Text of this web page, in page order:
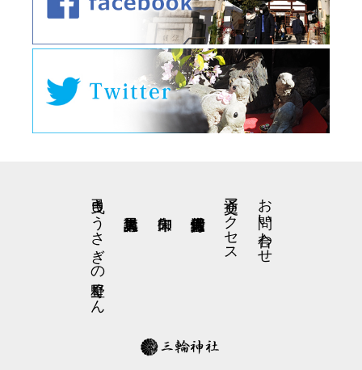
お問い合わせ
交通アクセス
弓曳きうさぎの星野くん